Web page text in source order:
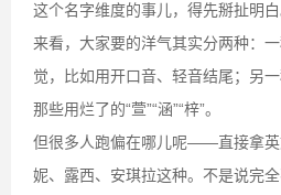
这个名字维度的事儿，得先掰扯明
来看，大家要的洋气其实分两种：
觉，比如用开口音、轻音结尾；另
那些用烂了的“萱”“涵”“梓”。
但很多人跑偏在哪儿呢——直接拿英
妮、露西、安琪拉这种。不是说完